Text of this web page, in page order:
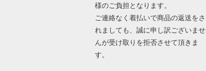
様のご負担となります。
ご連絡なく着払いで商品の返送をさ
れましても、誠に申し訳ございませ
んが受け取りを拒否させて頂きま
す。